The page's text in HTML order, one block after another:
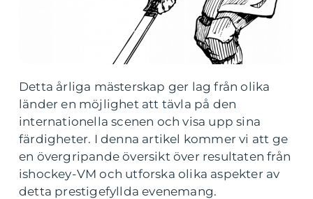
Detta årliga mästerskap ger lag från olika
länder en möjlighet att tävla på den
internationella scenen och visa upp sina
färdigheter. I denna artikel kommer vi att ge
en övergripande översikt över resultaten från
ishockey-VM och utforska olika aspekter av
detta prestigefyllda evenemang.